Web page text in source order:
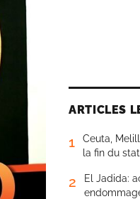
ARTICLES
1
Ceuta,
la fin du
2
El Jadida: